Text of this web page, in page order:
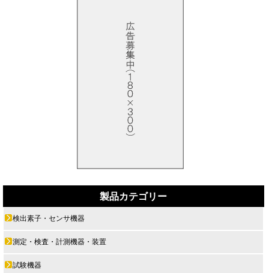
製品カテゴリー
検出素子・センサ機器
測定・検査・計測機器・装置
試験機器